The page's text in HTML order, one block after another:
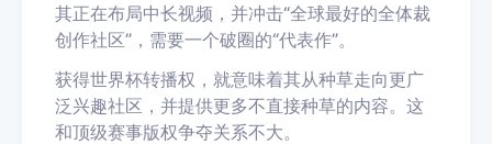
其正在布局中长视频，并冲击“全球最好的全体裁
创作社区”，需要一个破圈的“代表作”。
获得世界杯转播权，就意味着其从种草走向更广
泛兴趣社区，并提供更多不直接种草的内容。这
和顶级赛事版权争夺关系不大。